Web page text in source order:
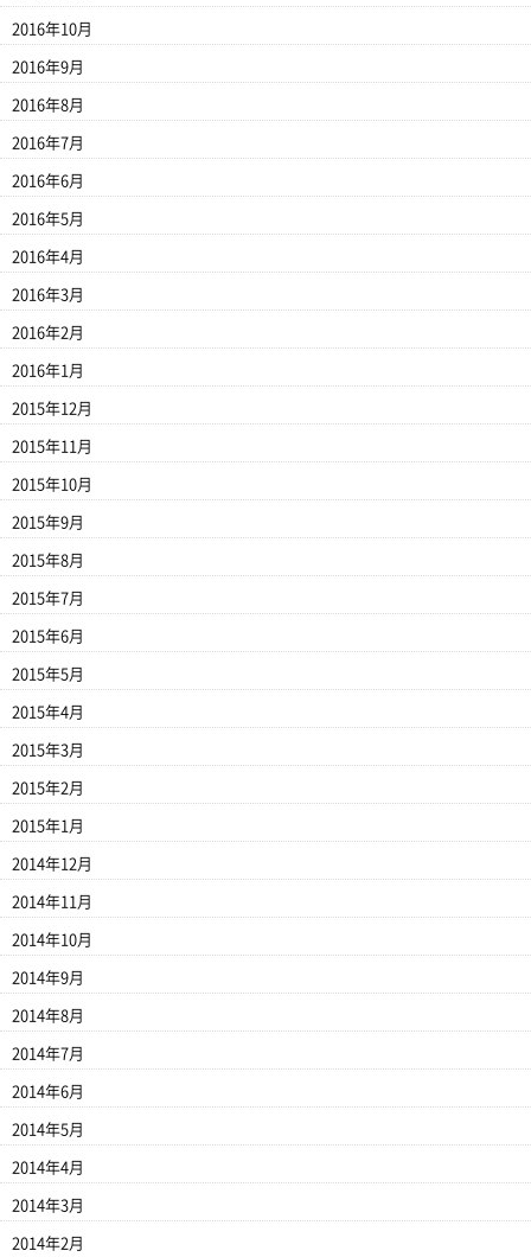
2016年10月
2016年9月
2016年8月
2016年7月
2016年6月
2016年5月
2016年4月
2016年3月
2016年2月
2016年1月
2015年12月
2015年11月
2015年10月
2015年9月
2015年8月
2015年7月
2015年6月
2015年5月
2015年4月
2015年3月
2015年2月
2015年1月
2014年12月
2014年11月
2014年10月
2014年9月
2014年8月
2014年7月
2014年6月
2014年5月
2014年4月
2014年3月
2014年2月